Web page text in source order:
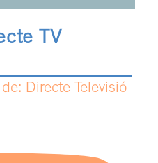
TV
Directe Televisió